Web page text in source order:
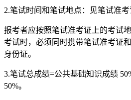
2.笔试时间和笔试地点：见笔试准考
报考者应按照笔试准考证上的考试
考试时，必须同时携带笔试准考证
身份证。
3.笔试总成绩=公共基础知识成绩
50%。